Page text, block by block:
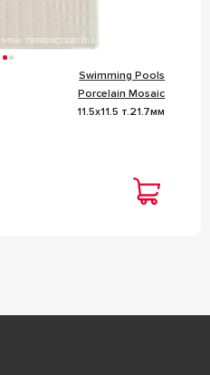
Swimming Pools
Porcelain Mosaic
11.5x11.5 т.21.7мм